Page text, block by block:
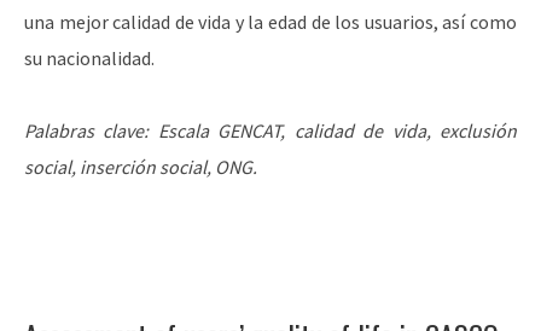
una mejor calidad de vida y la edad de los usuarios, así como
su nacionalidad.
Palabras clave: Escala GENCAT, calidad de vida, exclusión
social, inserción social, ONG.